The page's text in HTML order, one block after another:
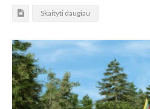
Skaityti daugiau